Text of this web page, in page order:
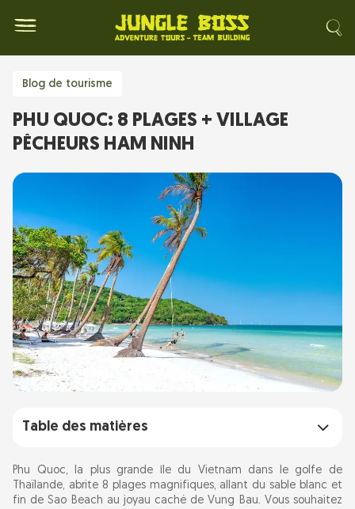
Blog de tourisme
PHU QUOC: 8 PLAGES + VILLAGE
PÊCHEURS HAM NINH
Table des matières
Meilleur moment pour visiter Phu Quoc en
2026 : saison sèche ou saison des pluies
Phu Quoc, la plus grande île du Vietnam dans le golfe de
Thaïlande, abrite 8 plages magnifiques, allant du sable blanc et
fin de Sao Beach au joyau caché de Vung Bau. Vous souhaitez